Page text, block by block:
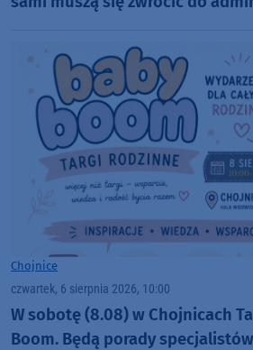
Chojnice
czwartek, 6 sierpnia 2026, 10:00
W sobotę (8.08) w Chojnicach
Boom. Będą porady